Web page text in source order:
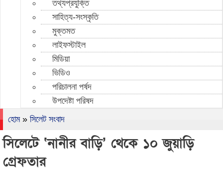
তথ্যপ্রযুক্তি
সাহিত্য-সংস্কৃতি
মুক্তমত
লাইফস্টাইল
মিডিয়া
ভিডিও
পরিচালনা পর্ষদ
উপদেষ্টা পরিষদ
হোম» সিলেট সংবাদ
সিলেটে ‘নানীর বাড়ি’ থেকে ১০ জুয়াড়ি
গ্রেফতার